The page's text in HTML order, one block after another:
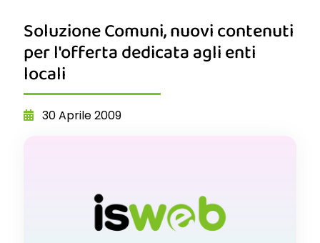
Soluzione Comuni, nuovi contenuti
per l'offerta dedicata agli enti
locali
30 Aprile 2009